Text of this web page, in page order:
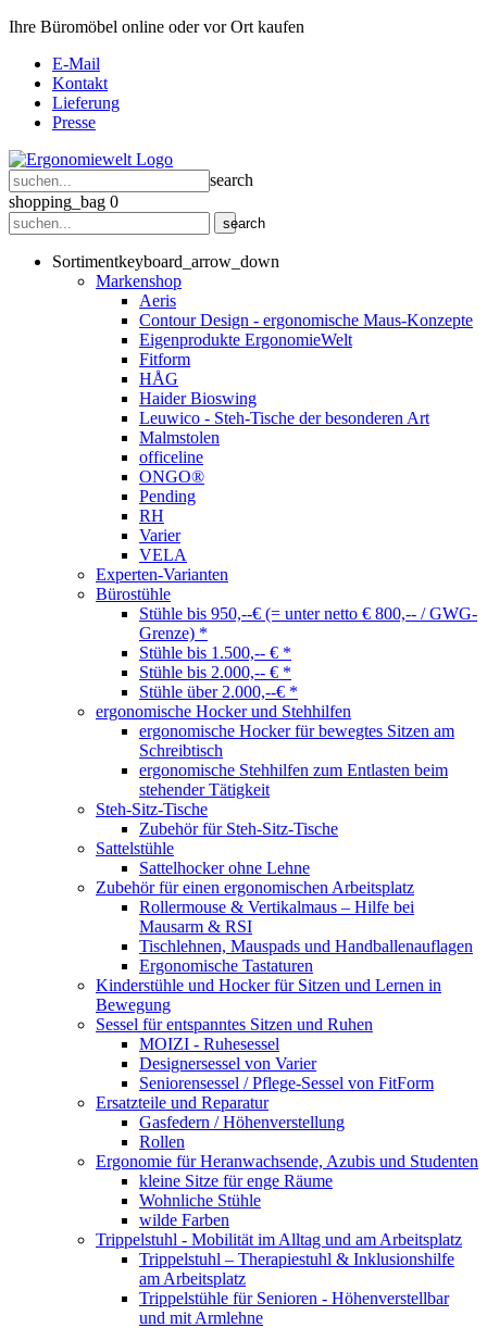
Ihre Büromöbel online oder vor Ort kaufen
E-Mail
Kontakt
Lieferung
Presse
search
shopping_bag 0
search
Sortimentkeyboard_arrow_down
Markenshop
Aeris
Contour Design - ergonomische Maus-Konzepte
Eigenprodukte ErgonomieWelt
Fitform
HÅG
Haider Bioswing
Leuwico - Steh-Tische der besonderen Art
Malmstolen
officeline
ONGO®
Pending
RH
Varier
VELA
Experten-Varianten
Bürostühle
Stühle bis 950,--€ (= unter netto € 800,-- / GWG-
Grenze) *
Stühle bis 1.500,-- € *
Stühle bis 2.000,-- € *
Stühle über 2.000,--€ *
ergonomische Hocker und Stehhilfen
ergonomische Hocker für bewegtes Sitzen am
Schreibtisch
ergonomische Stehhilfen zum Entlasten beim
stehender Tätigkeit
Steh-Sitz-Tische
Zubehör für Steh-Sitz-Tische
Sattelstühle
Sattelhocker ohne Lehne
Zubehör für einen ergonomischen Arbeitsplatz
Rollermouse & Vertikalmaus – Hilfe bei
Mausarm & RSI
Tischlehnen, Mauspads und Handballenauflagen
Ergonomische Tastaturen
Kinderstühle und Hocker für Sitzen und Lernen in
Bewegung
Sessel für entspanntes Sitzen und Ruhen
MOIZI - Ruhesessel
Designersessel von Varier
Seniorensessel / Pflege-Sessel von FitForm
Ersatzteile und Reparatur
Gasfedern / Höhenverstellung
Rollen
Ergonomie für Heranwachsende, Azubis und Studenten
kleine Sitze für enge Räume
Wohnliche Stühle
wilde Farben
Trippelstuhl - Mobilität im Alltag und am Arbeitsplatz
Trippelstuhl – Therapiestuhl & Inklusionshilfe
am Arbeitsplatz
Trippelstühle für Senioren - Höhenverstellbar
und mit Armlehne